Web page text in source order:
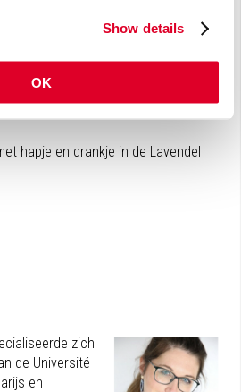
Show details
OK
hapje en drankje in de Lavendel
zich
de Université
en